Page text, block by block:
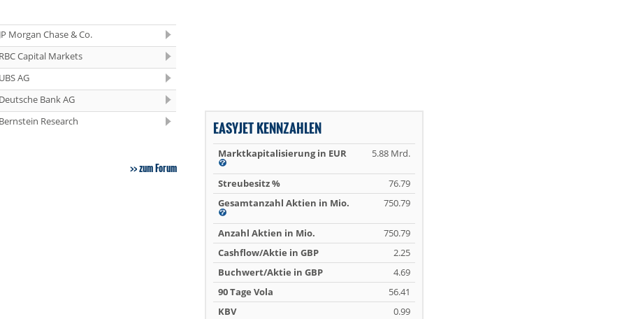
JP Morgan Chase & Co.
RBC Capital Markets
UBS AG
Deutsche Bank AG
Bernstein Research
zum Forum
EASYJET KENNZAHLEN
Marktkapitalisierung in EUR 5.88 Mrd.
Streubesitz %
76.79
Gesamtanzahl Aktien in Mio.
750.79
Anzahl Aktien in Mio.
750.79
Cashflow/Aktie in GBP
2.25
Buchwert/Aktie in GBP
4.69
90 Tage Vola
56.41
KBV
0.99